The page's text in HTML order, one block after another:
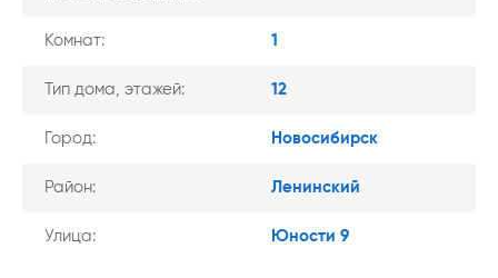
Комнат: 1
Тип дома, этажей: 12
Город: Новосибирск
Район: Ленинский
Улица: Юности 9